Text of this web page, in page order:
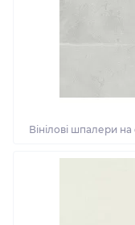
Вінілові шпалери